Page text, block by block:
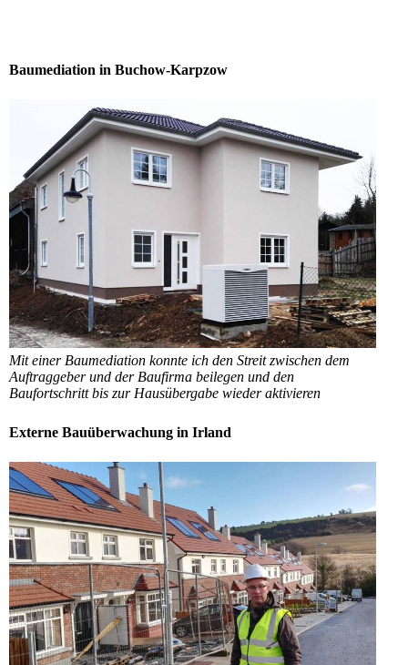
Baumediation in Buchow-Karpzow
Mit einer Baumediation konnte ich den Streit zwischen dem
Auftraggeber und der Baufirma beilegen und den
Baufortschritt bis zur Hausübergabe wieder aktivieren
Externe Bauüberwachung in Irland